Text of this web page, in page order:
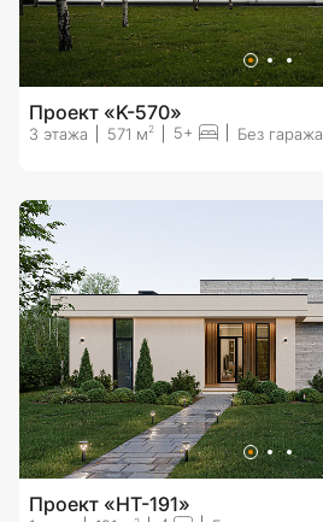
Проект «K-570»
3 этажа 571 м2 5+ Без гаража
Проект «HT-191»